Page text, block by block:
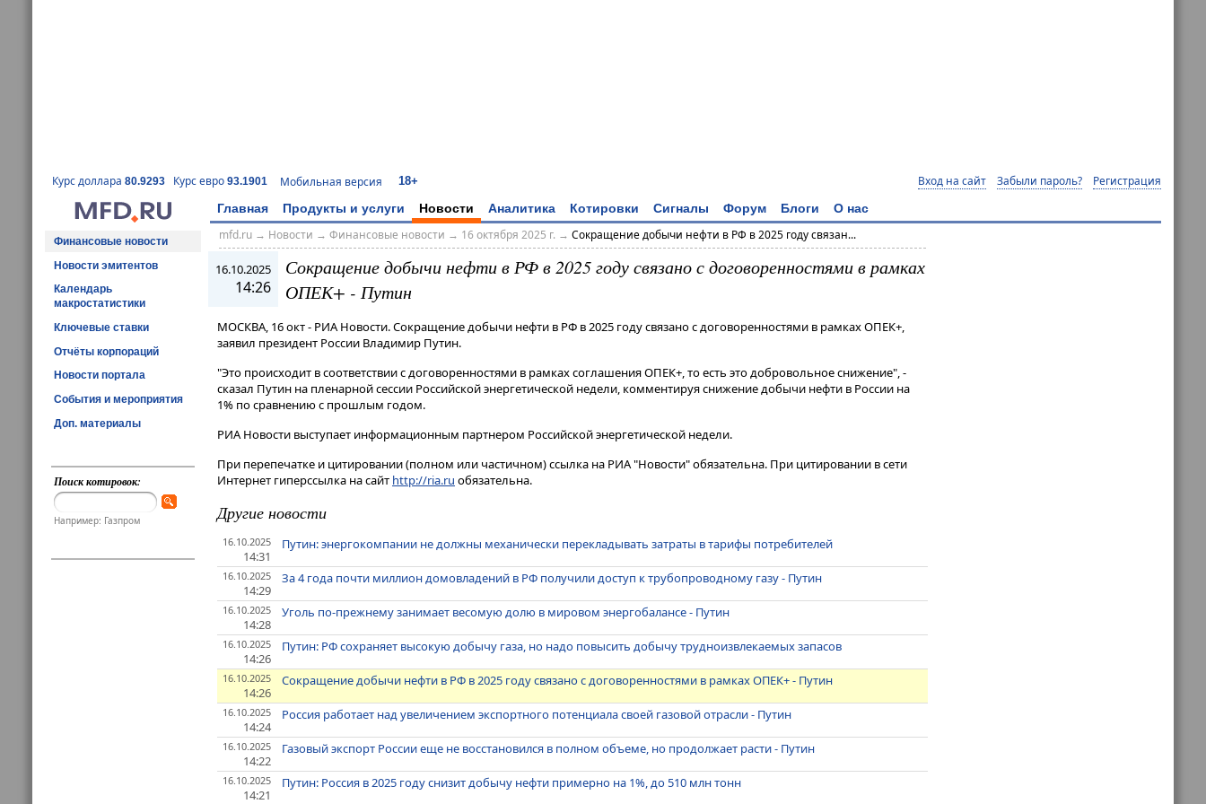
Курс доллара 80.9293 Курс евро 93.1901 Мобильная версия 18+ Вход на сайт Забыли пароль? Регистрация
Главная Продукты и услуги Новости Аналитика Котировки Сигналы Форум Блоги О нас
Финансовые новости
Новости эмитентов
Календарь
макростатистики
Ключевые ставки
Отчёты корпораций
Новости портала
События и мероприятия
Доп. материалы
Поиск котировок:
Например: Газпром
mfd.ru→ Новости → Финансовые новости → 16 октября 2025 г. → Сокращение добычи нефти в РФ в 2025 году связан...
16.10.2025
14:26
Сокращение добычи нефти в РФ в 2025 году связано с договоренностями в рамках
ОПЕК+ - Путин
МОСКВА, 16 окт - РИА Новости. Сокращение добычи нефти в РФ в 2025 году связано с договоренностями в рамках ОПЕК+,
заявил президент России Владимир Путин.
"Это происходит в соответствии с договоренностями в рамках соглашения ОПЕК+, то есть это добровольное снижение", -
сказал Путин на пленарной сессии Российской энергетической недели, комментируя снижение добычи нефти в России на
1% по сравнению с прошлым годом​​​.
РИА Новости выступает информационным партнером Российской энергетической недели.
При перепечатке и цитировании (полном или частичном) ссылка на РИА "Новости" обязательна. При цитировании в сети
Интернет гиперссылка на сайт http://ria.ru обязательна.
Другие новости
16.10.2025
14:31
Путин: энергокомпании не должны механически перекладывать затраты в тарифы потребителей
16.10.2025
14:29
За 4 года почти миллион домовладений в РФ получили доступ к трубопроводному газу - Путин
16.10.2025
14:28
Уголь по-прежнему занимает весомую долю в мировом энергобалансе - Путин
16.10.2025
14:26
Путин: РФ сохраняет высокую добычу газа, но надо повысить добычу трудноизвлекаемых запасов
16.10.2025
14:26
Сокращение добычи нефти в РФ в 2025 году связано с договоренностями в рамках ОПЕК+ - Путин
16.10.2025
14:24
Россия работает над увеличением экспортного потенциала своей газовой отрасли - Путин
16.10.2025
14:22
Газовый экспорт России еще не восстановился в полном объеме, но продолжает расти - Путин
16.10.2025
14:21
Путин: Россия в 2025 году снизит добычу нефти примерно на 1%, до 510 млн тонн